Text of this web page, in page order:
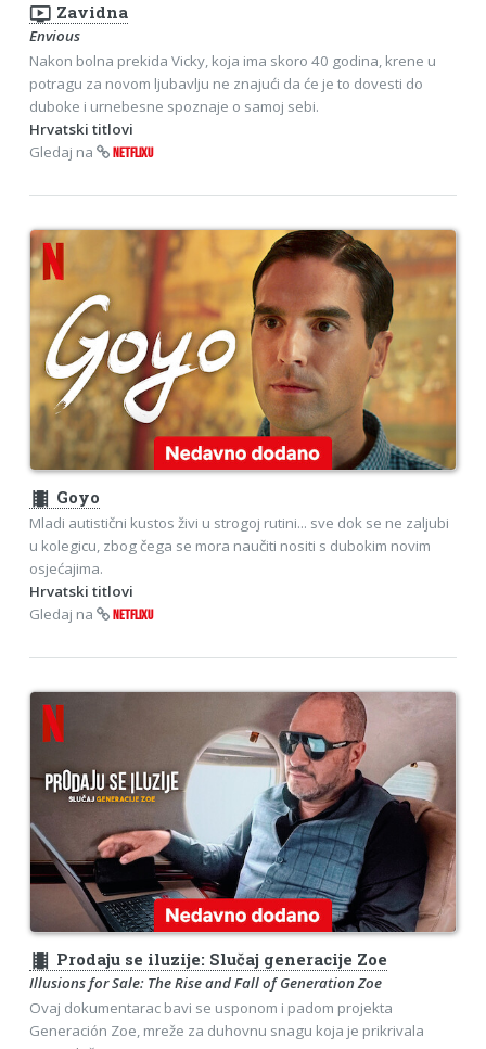
ondemand_video Zavidna
Envious
Nakon bolna prekida Vicky, koja ima skoro 40 godina, krene u
potragu za novom ljubavlju ne znajući da će je to dovesti do
duboke i urnebesne spoznaje o samoj sebi.
Hrvatski titlovi
Gledaj na
NETFLIXU
theaters Goyo
Mladi autistični kustos živi u strogoj rutini... sve dok se ne zaljubi
u kolegicu, zbog čega se mora naučiti nositi s dubokim novim
osjećajima.
Hrvatski titlovi
Gledaj na
NETFLIXU
theaters Prodaju se iluzije: Slučaj generacije Zoe
Illusions for Sale: The Rise and Fall of Generation Zoe
Ovaj dokumentarac bavi se usponom i padom projekta
Generación Zoe, mreže za duhovnu snagu koja je prikrivala